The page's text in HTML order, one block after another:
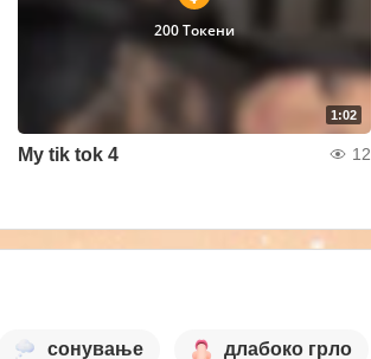
1:02
200 Токени
My tik tok 4 12
сонување длабоко грло